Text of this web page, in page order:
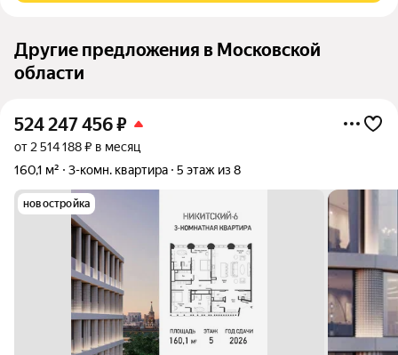
Другие предложения в Московской
области
524 247 456₽
от 2 514 188 ₽ в месяц
160,1 м²
3-комн. квартира 5 этаж из 8
новостройка